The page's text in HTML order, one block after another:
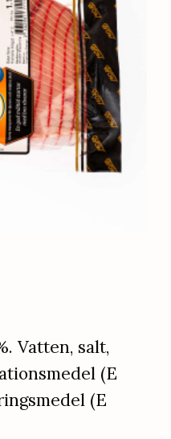
Vatten, salt,
(E
(E